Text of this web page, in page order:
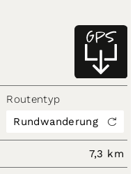
Routentyp
Rundwanderung
7,3 km